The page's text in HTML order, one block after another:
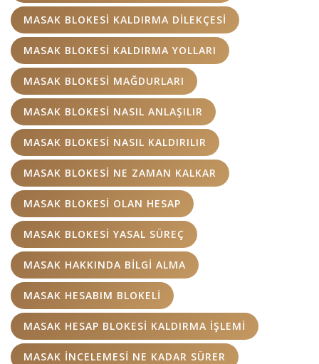
MASAK BLOKESI KALDIRMA DILEKÇESI
MASAK BLOKESI KALDIRMA YOLLARI
MASAK BLOKESI MAĞDURLARI
MASAK BLOKESI NASIL ANLAŞILIR
MASAK BLOKESI NASIL KALDIRILIR
MASAK BLOKESI NE ZAMAN KALKAR
MASAK BLOKESI OLAN HESAP
MASAK BLOKESI YASAL SÜREÇ
MASAK HAKKINDA BILGI ALMA
MASAK HESABIM BLOKELI
MASAK HESAP BLOKESI KALDIRMA IŞLEMI
MASAK INCELEMESI NE KADAR SÜRER